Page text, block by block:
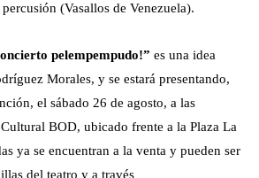
(Vasallos de Venezuela).
pelempempudo!” es una idea
Morales, y se estará presentando,
el sábado 26 de agosto, a las
BOD, ubicado frente a la Plaza La
ya se encuentran a la venta y pueden ser
del teatro y a través